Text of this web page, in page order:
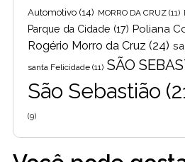
Automotivo (14) MORRO DA CRUZ (11)
Parque da Cidade (17) Poliana
Rogério Morro da Cruz (24)
santa Felicidade (11) SÃO
São Sebastião
(9)